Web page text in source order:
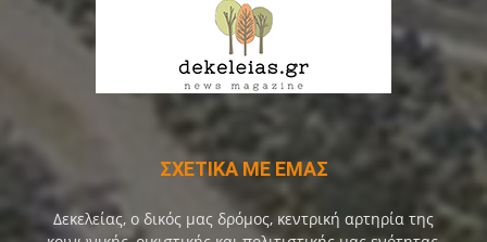
ΣΧΕΤΙΚΑ ΜΕ ΕΜΑΣ
Δεκελείας, ο δικός μας δρόμος, κεντρική αρτηρία της